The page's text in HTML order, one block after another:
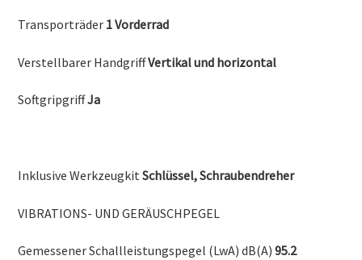
Transporträder 1 Vorderrad
Verstellbarer HandgriffVertikal und horizontal
SoftgripgriffJa
Inklusive WerkzeugkitSchlüssel, Schraubendreher
VIBRATIONS- UND GERÄUSCHPEGEL
Gemessener Schallleistungspegel (LwA) dB(A)95.2